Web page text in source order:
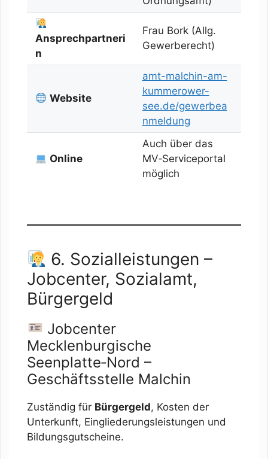
Ansprechpartneri
n
Frau Bork (Allg.
Gewerberecht)
Website
amt-malchin-am-
kummerower-
see.de/gewerbea
nmeldung
Online
Auch über das
MV‑Serviceportal
möglich
6. Sozialleistungen –
Jobcenter, Sozialamt,
Bürgergeld
Jobcenter
Mecklenburgische
Seenplatte‑Nord –
Geschäftsstelle Malchin
Zuständig für Bürgergeld, Kosten der
Unterkunft, Eingliederungsleistungen und
Bildungsgutscheine.